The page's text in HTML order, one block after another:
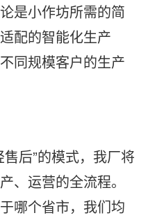
是小作坊所需的简
配的智能化生产
同规模客户的生产
后”的模式，我厂将
、运营的全流程。
哪个省市，我们均